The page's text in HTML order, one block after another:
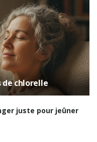
de chlorelle
juste pour jeûner